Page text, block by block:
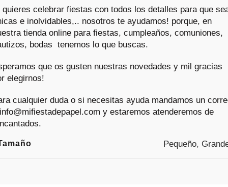
quieres celebrar fiestas con todos los detalles para que
e inolvidables,.. nosotros te ayudamos! porque, en
tienda online para fiestas, cumpleaños, comuniones,
bodas tenemos lo que buscas.
que os gusten nuestras novedades y mil gracias
elegirnos!
cualquier duda o si necesitas ayuda mandamos un
y estaremos atenderemos de
Pequeño,